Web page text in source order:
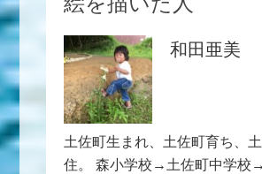
和田亜美
土佐町生まれ、土佐町育ち、
住。 森小学校→土佐町中学校